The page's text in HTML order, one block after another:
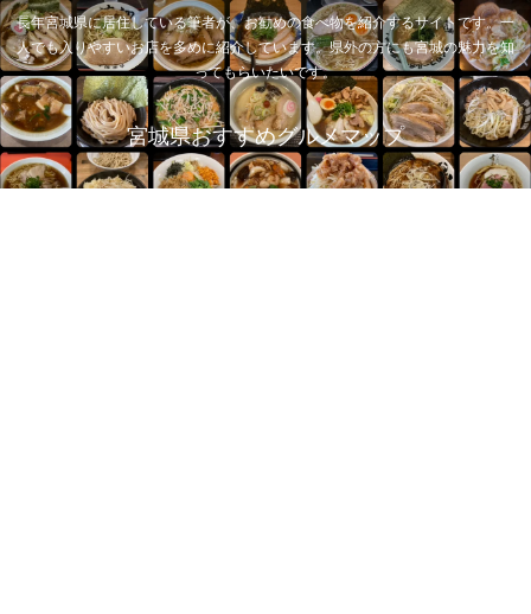
長年宮城県に居住している筆者が、お勧めの食べ物を紹介するサイトです。一
人でも入りやすいお店を多めに紹介しています。県外の方にも宮城の魅力を知
ってもらいたいです。
宮城県おすすめグルメマップ